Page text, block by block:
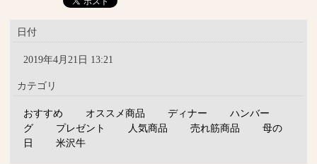
日付
2019年4月21日 13:21
カテゴリ
おすすめ オススメ商品 ディナー
ハンバー
グ
プレゼント 人気商品 売れ筋商品
母の
日
米沢牛